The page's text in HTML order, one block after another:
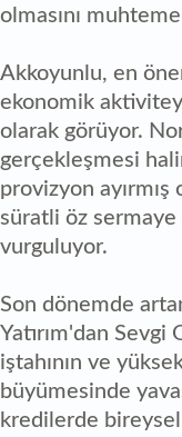
olmasını
Akkoyunlu, en
ekonomik
olarak görüyor.
gerçekleşmesi
provizyon
süratli öz sermaye
vurguluyor.
Son dönemde
Yatırım'dan
iştahının ve
büyümesinde
kredilerde bireysel